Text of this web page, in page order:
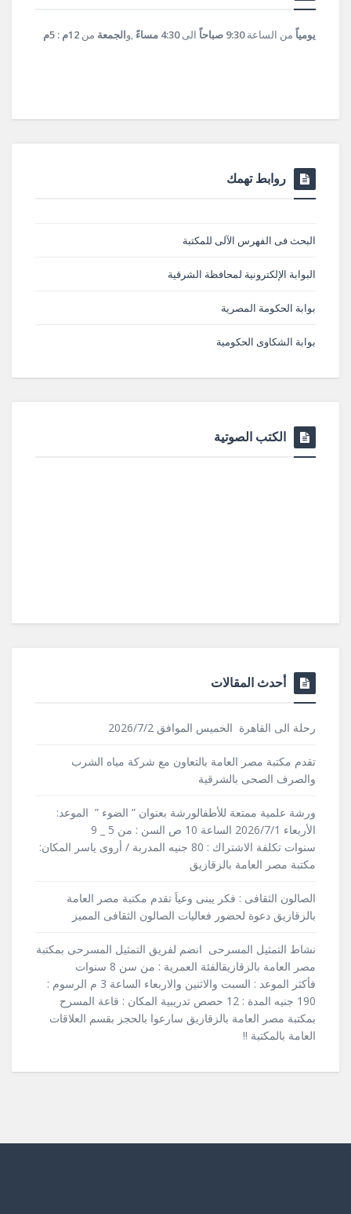
يومياً من الساعة9:30 صباحاً الى4:30 مساءً ,والجمعة من 12م : 5م
روابط تهمك
البحث فى الفهرس الآلى للمكتبة
البوابة الإلكترونية لمحافظة الشرقية
بوابة الحكومة المصرية
بوابة الشكاوى الحكومية
الكتب الصوتية
أحدث المقالات
رحلة الى القاهرة الخميس الموافق 2026/7/2
تقدم مكتبة مصر العامة بالتعاون مع شركة مياه الشرب
والصرف الصحى بالشرقية
ورشة علمية ممتعة للأطفالورشة بعنوان ” الضوء ” الموعد:
الأربعاء 2026/7/1 الساعة 10 ص السن : من 5 _ 9
سنوات تكلفة الاشتراك : 80 جنيه المدربة / أروى ياسر المكان:
مكتبة مصر العامة بالزقازيق
الصالون الثقافى : فكر يبنى وعياَ تقدم مكتبة مصر العامة
بالزقازيق دعوة لحضور فعاليات الصالون الثقافى المميز
نشاط التمثيل المسرحى انضم لفريق التمثيل المسرحى بمكتبة
مصر العامة بالزقازيقالفئة العمرية : من سن 8 سنوات
فأكثر الموعد : السبت والاثنين والاربعاء الساعة 3 م الرسوم :
190 جنيه المدة : 12 حصص تدريبية المكان : قاعة المسرح
بمكتبة مصر العامة بالزقازيق سارعوا بالحجز بقسم العلاقات
العامة بالمكتبة !!